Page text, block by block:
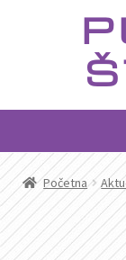
Početna